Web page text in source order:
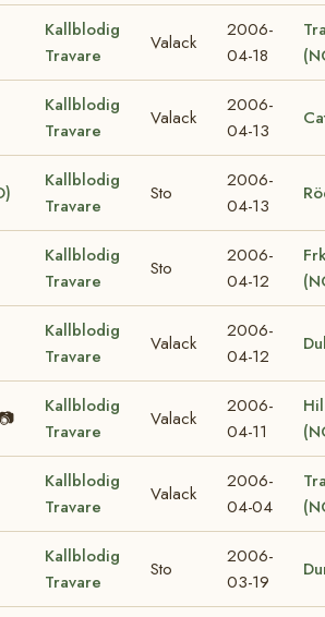
Kallblodig
Travare
Valack
2006-
04-18
Kallblodig
Travare
Valack
2006-
04-13
Kallblodig
Travare
Sto
2006-
04-13
Kallblodig
Travare
Sto
2006-
04-12
Kallblodig
Travare
Valack
2006-
04-12
📷
Kallblodig
Travare
Valack
2006-
04-11
Kallblodig
Travare
Valack
2006-
04-04
Kallblodig
Travare
Sto
2006-
03-19